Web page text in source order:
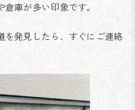
庫が多い印象です。
を発見したら、すぐにご連絡